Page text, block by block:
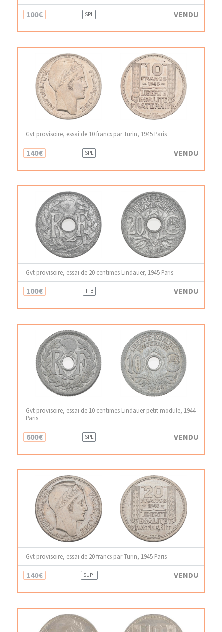
100€ SPL VENDU
Gvt provisoire, essai de 10 francs par Turin, 1945 Paris
140€ SPL VENDU
Gvt provisoire, essai de 20 centimes Lindauer, 1945 Paris
100€ TTB VENDU
Gvt provisoire, essai de 10 centimes Lindauer petit module, 1944
Paris
600€ SPL VENDU
Gvt provisoire, essai de 20 francs par Turin, 1945 Paris
140€ SUP+ VENDU